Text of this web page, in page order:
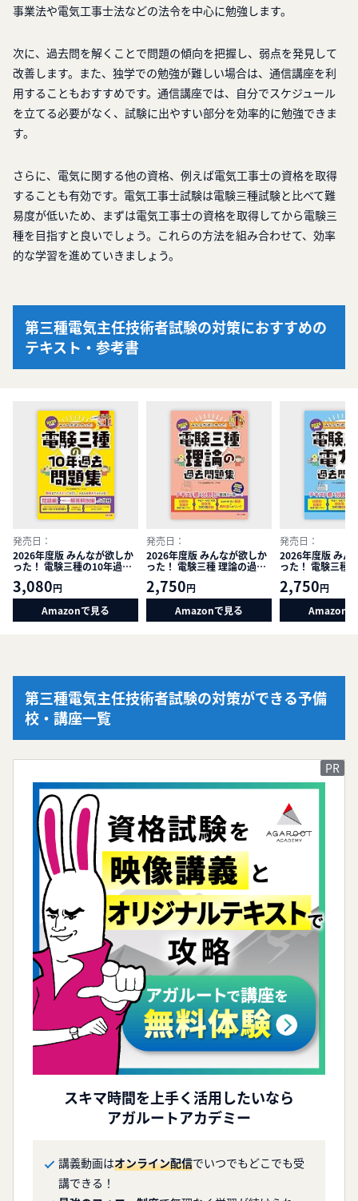
事業法や電気工事士法などの法令を中心に勉強します。
次に、過去問を解くことで問題の傾向を把握し、弱点を発見して
改善します。また、独学での勉強が難しい場合は、通信講座を利
用することもおすすめです。通信講座では、自分でスケジュール
を立てる必要がなく、試験に出やすい部分を効率的に勉強できま
す。
さらに、電気に関する他の資格、例えば電気工事士の資格を取得
することも有効です。電気工事士試験は電験三種試験と比べて難
易度が低いため、まずは電気工事士の資格を取得してから電験三
種を目指すと良いでしょう。これらの方法を組み合わせて、効率
的な学習を進めていきましょう。
第三種電気主任技術者試験の対策におすすめの
テキスト・参考書
発売日：
2026年度版 みんなが欲しか
った！ 電験三種の10年過去
ォローあり/詳しい解説付き/
第三種電気主任技術者の本試
験問題掲載/理論・電力・機
械・法規】(TAC出版) (みん
3,080円
Amazonで見る
発売日：
2026年度版 みんなが欲しか
った！ 電験三種 理論の過去
収録/わかりやすい解説つき/
第三種電気主任技術者の本試
験問題掲載】(TAC出版) (み
んなが欲しかった！電験三種
2,750円
Amazonで見る
発売日：
2026年度版 みん
った！ 電験三種
わかりやすい解
種電気主任技術
題掲載】(TAC出
が欲しかった！
2,750円
Amazon
第三種電気主任技術者試験の対策ができる予備
校・講座一覧
スキマ時間を上手く活用したいなら
アガルートアカデミー
講義動画はオンライン配信でいつでもどこでも受
講できる！